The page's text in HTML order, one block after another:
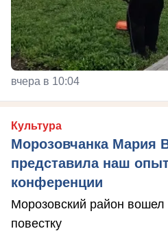
вчера в 10:04
Культура
Морозовчанка Мария
представила наш
конференции
Морозовский район
повестку